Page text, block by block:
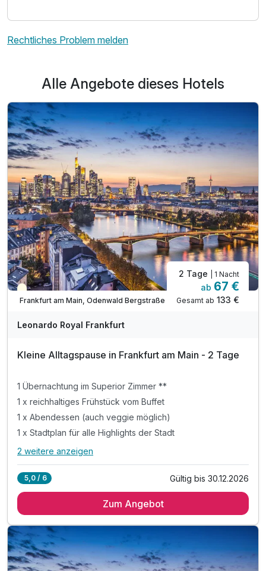
Ausstattung
Zusatznächte
Für 3 Tage p.P. ab 237,00 €
Einzelzimmer Komfort
Rechtliches Problem melden
Alle Angebote dieses Hotels
Teilweise ausgelastet
Frankfurt am Main, Odenwald Bergstraße
2 Tage | 1 Nacht
ab 67 €
Gesamt ab 133 €
Leonardo Royal Frankfurt
Kleine Alltagspause in Frankfurt am Main - 2 Tage
1 Übernachtung im Superior Zimmer **
1 x reichhaltiges Frühstück vom Buffet
1 x Abendessen (auch veggie möglich)
1 x Stadtplan für alle Highlights der Stadt
Alle Inklusivleistungen
1 x reichhaltiges Frühstück vom Buffet
1 x Stadtplan für alle Highlights der Stadt
inkl. Nutzung von Sauna & Fitness
inkl. Wlan Nutzung
2 weitere anzeigen
5,0 / 6 Gültig bis 30.12.2026
Zum Angebot